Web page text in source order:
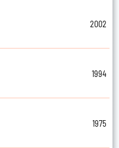
2002
1994
1975